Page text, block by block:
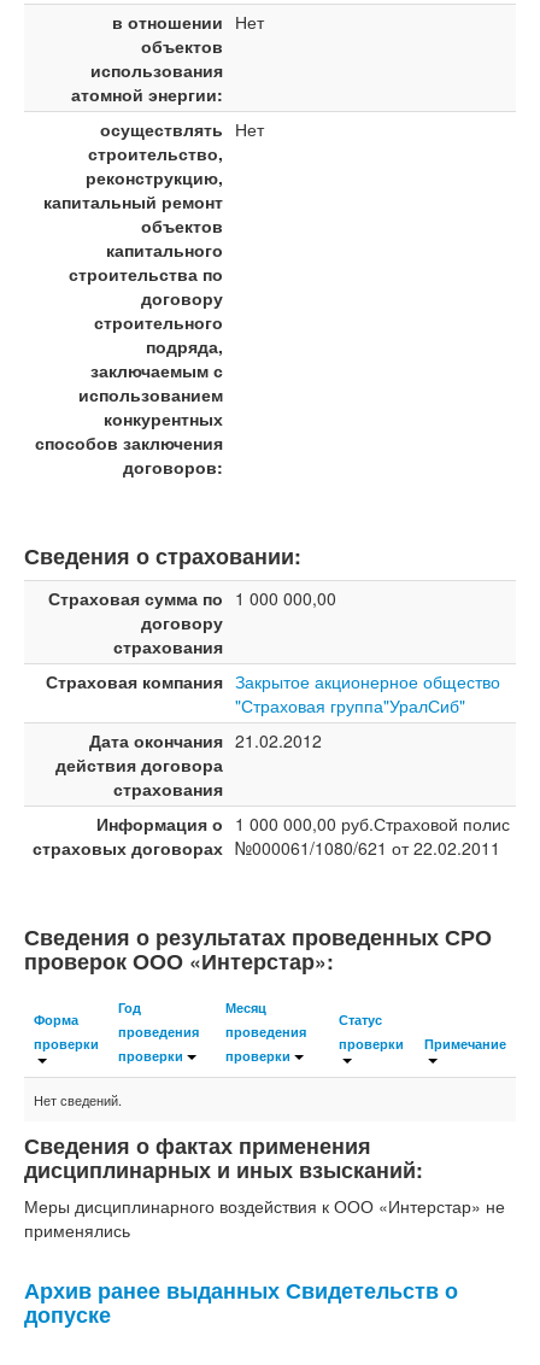
в отношении
объектов
использования
атомной энергии:
Нет
осуществлять
строительство,
реконструкцию,
капитальный ремонт
объектов
капитального
строительства по
договору
строительного
подряда,
заключаемым с
использованием
конкурентных
способов заключения
договоров:
Нет
Сведения о страховании:
Страховая сумма по
договору
страхования
1 000 000,00
Страховая компания Закрытое акционерное общество
"Страховая группа"УралСиб"
Дата окончания
действия договора
страхования
21.02.2012
Информация о
страховых договорах
1 000 000,00 руб.Страховой полис
№000061/1080/621 от 22.02.2011
Сведения о результатах проведенных СРО
проверок ООО «Интерстар»:
Форма
проверки
Год
проведения
проверки
Месяц
проведения
проверки
Статус
проверки
Примечание
Нет сведений.
Сведения о фактах применения
дисциплинарных и иных взысканий:
Меры дисциплинарного воздействия к ООО «Интерстар» не
применялись
Архив ранее выданных Свидетельств о
допуске